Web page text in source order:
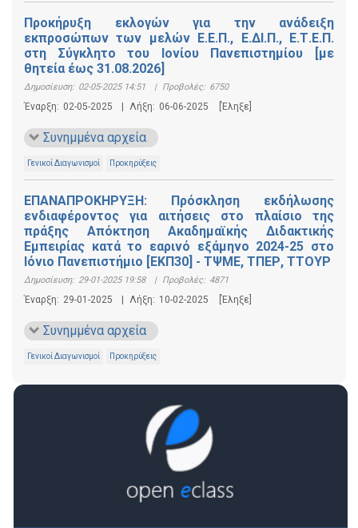
Προκήρυξη εκλογών για την ανάδειξη
εκπροσώπων των μελών Ε.Ε.Π., Ε.ΔΙ.Π., Ε.Τ.Ε.Π.
στη Σύγκλητο του Ιονίου Πανεπιστημίου [με
θητεία έως 31.08.2026]
Δημοσίευση: 02-05-2025 14:51 | Προβολές: 6750
Έναρξη: 02-05-2025 Λήξη: 06-06-2025 [Έληξε]
Συνημμένα αρχεία
Γενικοί Διαγωνισμοί Προκηρύξεις
ΕΠΑΝΑΠΡΟΚΗΡΥΞΗ: Πρόσκληση εκδήλωσης
ενδιαφέροντος για αιτήσεις στο πλαίσιο της
πράξης Απόκτηση Ακαδηµαϊκής Διδακτικής
Εµπειρίας κατά το εαρινό εξάμηνο 2024-25 στο
Ιόνιο Πανεπιστήμιο [ΕΚΠ30] - ΤΨΜΕ, ΤΠΕΡ, ΤΤΟΥΡ
Δημοσίευση: 29-01-2025 19:58 | Προβολές: 4871
Έναρξη: 29-01-2025 Λήξη: 10-02-2025 [Έληξε]
Συνημμένα αρχεία
Γενικοί Διαγωνισμοί Προκηρύξεις